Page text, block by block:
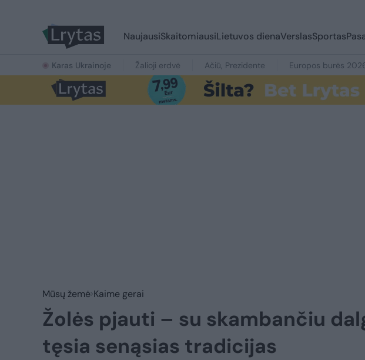
NaujausiSkaitomiausiLietuvos dienaVerslasSportas
Karas Ukrainoje Žalioji erdvė Ačiū, Prezidente Europos burės
Mūsų žemė Kaime gerai
Žolės pjauti – su skambančiu
tęsia senąsias tradicijas